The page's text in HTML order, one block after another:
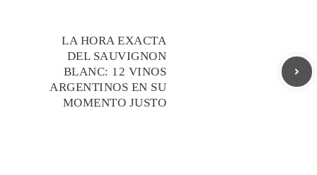
LA HORA EXACTA
DEL SAUVIGNON
BLANC: 12 VINOS
ARGENTINOS EN SU
MOMENTO JUSTO